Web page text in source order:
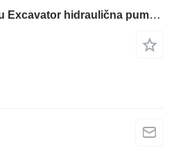
Pompe Hidraulice pentru Excavator hidraulična pumpa za Komatsu WB91R-2 građevinskog stroja